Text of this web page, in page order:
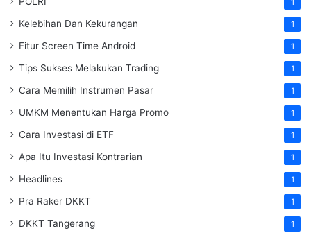
1
Kelebihan Dan Kekurangan 1
Fitur Screen Time Android 1
Tips Sukses Melakukan Trading 1
Cara Memilih Instrumen Pasar 1
UMKM Menentukan Harga Promo 1
Cara Investasi di ETF 1
Apa Itu Investasi Kontrarian 1
Headlines 1
Pra Raker DKKT 1
DKKT Tangerang 1